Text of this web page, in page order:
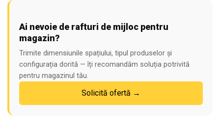
Ai nevoie de rafturi de mijloc pentru
magazin?
Trimite dimensiunile spațiului, tipul produselor și
configurația dorită — îți recomandăm soluția potrivită
pentru magazinul tău.
Solicită ofertă →